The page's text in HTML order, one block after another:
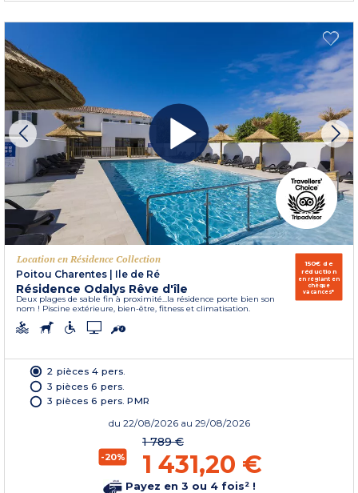
Location en Résidence Collection
Poitou Charentes
Ile de Ré
Résidence Odalys Rêve d'île
Deux plages de sable fin à proximité...la résidence porte bien son
nom ! Piscine extérieure, bien-être, fitness et climatisation.
150€ de
réduction
en réglant en
chèque
vacances*
2 pièces 4 pers.
3 pièces 6 pers.
3 pièces 6 pers. PMR
du 22/08/2026 au 29/08/2026
-20%
1 789 €
1 431,20 €
Payez en 3 ou 4 fois² !